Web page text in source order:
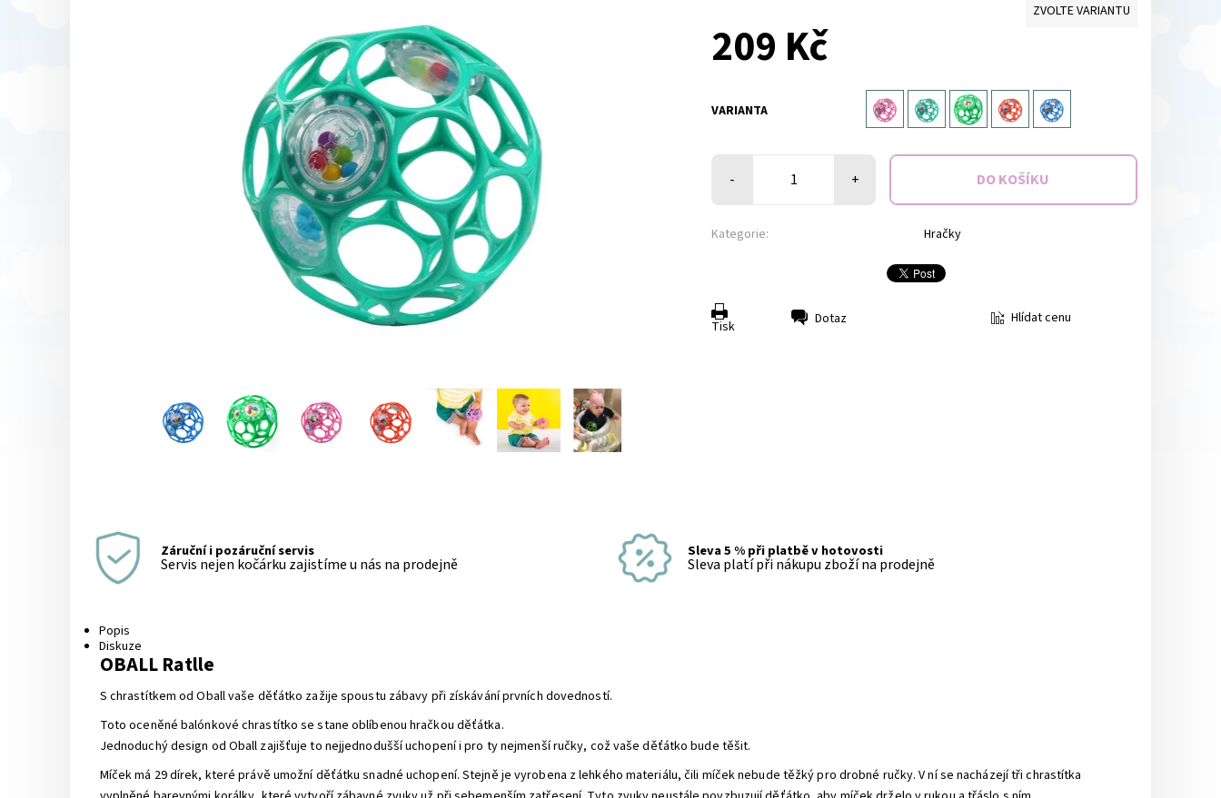
ZVOLTE VARIANTU
209 Kč
VARIANTA
- +
Kategorie: Hračky
Tisk Dotaz Hlídat cenu
Záruční i pozáruční servis
Servis nejen kočárku zajistíme u nás na prodejně
Sleva 5 % při platbě v hotovosti
Sleva platí při nákupu zboží na prodejně
Popis
Diskuze
OBALL Ratlle
S chrastítkem od Oball vaše děťátko zažije spoustu zábavy při získávání prvních dovedností.
Toto oceněné balónkové chrastítko se stane oblíbenou hračkou děťátka.
Jednoduchý design od Oball zajišťuje to nejjednodušší uchopení i pro ty nejmenší ručky, což vaše děťátko bude těšit.
Míček má 29 dírek, které právě umožní děťátku snadné uchopení. Stejně je vyrobena z lehkého materiálu, čili míček nebude těžký pro drobné ručky. V ní se nacházejí tři chrastítka